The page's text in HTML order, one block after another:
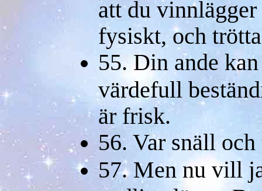
att du
fysiskt, och
55. Din ande
värdefull
är frisk.
56. Var snäll
57. Men nu vill